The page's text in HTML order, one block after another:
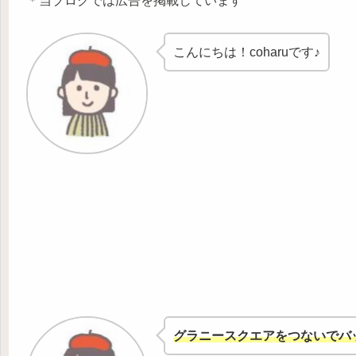
こんにちは！coharuです♪
グラニースクエアをつないでバ